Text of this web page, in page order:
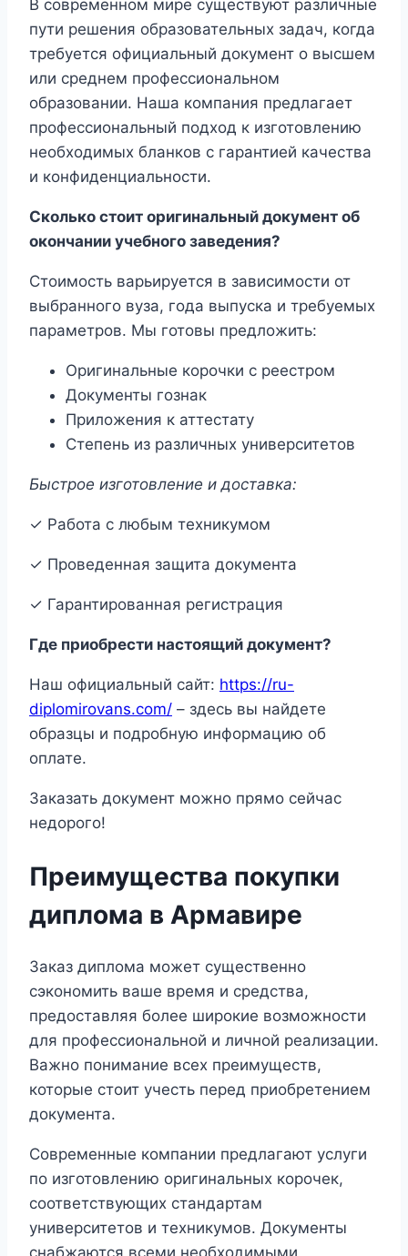
В современном мире существуют различные
пути решения образовательных задач, когда
требуется официальный документ о высшем
или среднем профессиональном
образовании. Наша компания предлагает
профессиональный подход к изготовлению
необходимых бланков с гарантией качества
и конфиденциальности.
Сколько стоит оригинальный документ об
окончании учебного заведения?
Стоимость варьируется в зависимости от
выбранного вуза, года выпуска и требуемых
параметров. Мы готовы предложить:
Оригинальные корочки с реестром
Документы гознак
Приложения к аттестату
Степень из различных университетов
Быстрое изготовление и доставка:
✓ Работа с любым техникумом
✓ Проведенная защита документа
✓ Гарантированная регистрация
Где приобрести настоящий документ?
Наш официальный сайт: https://ru-
diplomirovans.com/ – здесь вы найдете
образцы и подробную информацию об
оплате.
Заказать документ можно прямо сейчас
недорого!
Преимущества покупки
диплома в Армавире
Заказ диплома может существенно
сэкономить ваше время и средства,
предоставляя более широкие возможности
для профессиональной и личной реализации.
Важно понимание всех преимуществ,
которые стоит учесть перед приобретением
документа.
Современные компании предлагают услуги
по изготовлению оригинальных корочек,
соответствующих стандартам
университетов и техникумов. Документы
снабжаются всеми необходимыми